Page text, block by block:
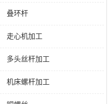
叠环杆
走心机加工
多头丝杆加工
机床螺杆加工